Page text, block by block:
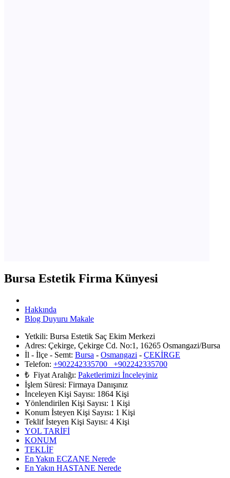
Bursa Estetik Firma Künyesi
Hakkında
Blog Duyuru Makale
Yetkili: Bursa Estetik Saç Ekim Merkezi
Adres: Çekirge, Çekirge Cd. No:1, 16265 Osmangazi/Bursa
İl - İlçe - Semt: Bursa - Osmangazi - ÇEKİRGE
Telefon: +902242335700 +902242335700
₺ Fiyat Aralığı: Paketlerimizi İnceleyiniz
İşlem Süresi: Firmaya Danışınız
İnceleyen Kişi Sayısı: 1864 Kişi
Yönlendirilen Kişi Sayısı: 1 Kişi
Konum İsteyen Kişi Sayısı: 1 Kişi
Teklif İsteyen Kişi Sayısı: 4 Kişi
YOL TARİFİ
KONUM
TEKLİF
En Yakın ECZANE Nerede
En Yakın HASTANE Nerede